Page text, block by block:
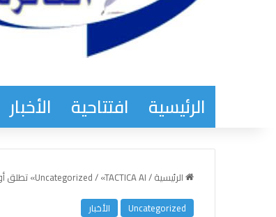
الرئيسية افتتاحية الأخبار
الرئيسية/
Uncategorized/«TACTICA AI» تطلق أول منصة ذكاء اصطناعي على مستوى المنطقة لدعم القرارات التشغيلية الحساسة
Uncategorized
الأخبار